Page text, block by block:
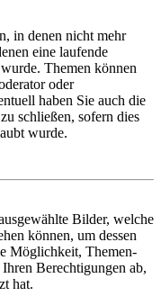
in denen nicht mehr
eine laufende
Themen können
oder
haben Sie auch die
schließen, sofern dies
wurde.
Bilder, welche
können, um dessen
Möglichkeit, Themen-
Berechtigungen ab,
hat.